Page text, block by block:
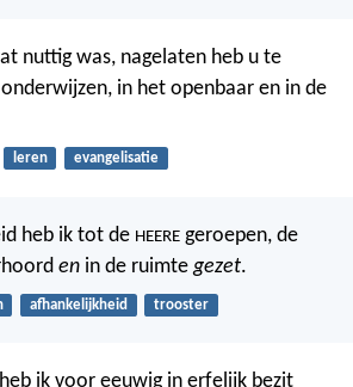
nuttig was, nagelaten heb u te
in het openbaar en in de
leren evangelisatie
heb ik tot de HEERE geroepen, de
en in de ruimte gezet.
afhankelijkheid trooster
ik voor eeuwig in erfelijk bezit